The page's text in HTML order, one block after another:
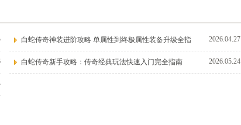
白蛇传奇神装进阶攻略 单属性到终极属性装备升级全指 2026.04.27
白蛇传奇新手攻略：传奇经典玩法快速入门完全指南 2026.05.24